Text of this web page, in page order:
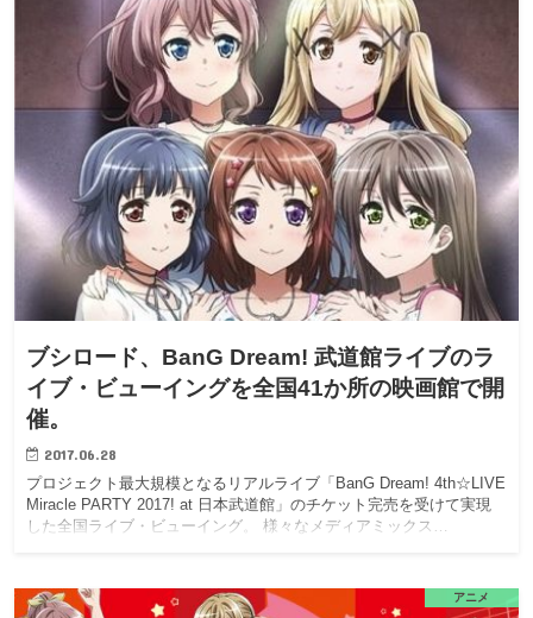
ブシロード、BanG Dream! 武道館ライブのラ
イブ・ビューイングを全国41か所の映画館で開
催。
2017.06.28
プロジェクト最大規模となるリアルライブ「BanG Dream! 4th☆LIVE
Miracle PARTY 2017! at 日本武道館」のチケット完売を受けて実現
した全国ライブ・ビューイング。 様々なメディアミックス…
アニメ